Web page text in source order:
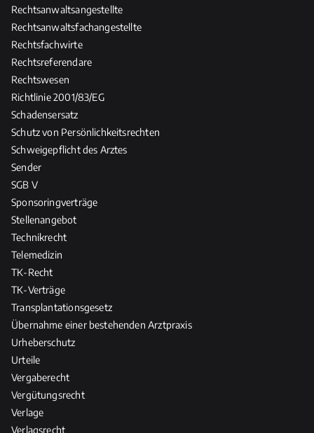
Rechtsanwaltsangestellte
Rechtsanwaltsfachangestellte
Rechtsfachwirte
Rechtsreferendare
Rechtswesen
Richtlinie 2001/83/EG
Schadensersatz
Schutz von Persönlichkeitsrechten
Schweigepflicht des Arztes
Sender
SGB V
Sponsoringverträge
Stellenangebot
Technikrecht
Telemedizin
TK-Recht
TK-Verträge
Transplantationsgesetz
Übernahme einer bestehenden Arztpraxis
Urheberschutz
Urteile
Vergaberecht
Vergütungsrecht
Verlage
Verlagsrecht